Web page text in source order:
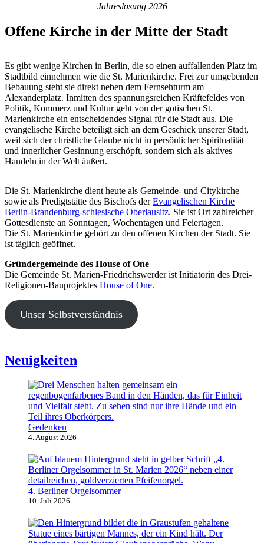
Jahreslosung 2026
Offene Kirche in der Mitte der Stadt
Es gibt wenige Kirchen in Berlin, die so einen auffallenden Platz im
Stadtbild einnehmen wie die St. Marienkirche. Frei zur umgebenden
Bebauung steht sie direkt neben dem Fernsehturm am
Alexanderplatz. Inmitten des spannungsreichen Kräftefeldes von
Politik, Kommerz und Kultur geht von der gotischen St.
Marienkirche ein entscheidendes Signal für die Stadt aus. Die
evangelische Kirche beteiligt sich an dem Geschick unserer Stadt,
weil sich der christliche Glaube nicht in persönlicher Spiritualität
und innerlicher Gesinnung erschöpft, sondern sich als aktives
Handeln in der Welt äußert.
Die St. Marienkirche dient heute als Gemeinde- und Citykirche
sowie als Predigtstätte des Bischofs derEvangelischen Kirche
Berlin-Brandenburg-schlesische Oberlausitz. Sie ist Ort zahlreicher
Gottesdienste an Sonntagen, Wochentagen und Feiertagen.
Die St. Marienkirche gehört zu den offenen Kirchen der Stadt. Sie
ist täglich geöffnet.
Gründergemeinde des House of One
Die Gemeinde St. Marien-Friedrichswerder ist Initiatorin des Drei-
Religionen-Bauprojektes House of One.
Unser Selbstverständnis
Neuigkeiten
Gedenken
4. August 2026
4. Berliner Orgelsommer
10. Juli 2026